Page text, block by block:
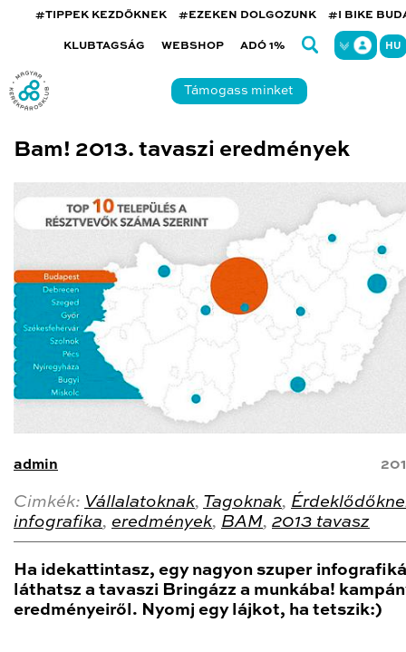
#TIPPEK KEZDŐKNEK #EZEKEN DOLGOZUNK #I BIKE
KLUBTAGSÁG WEBSHOP ADÓ 1% HU
Támogass minket
Bam! 2013. tavaszi eredmények
admin
Cimkék: Vállalatoknak, Tagoknak,
infografika, eredmények, BAM, 2013 tavasz
Ha idekattintasz, egy nagyon szuper
láthatsz a tavaszi Bringázz a munkába!
eredményeiről. Nyomj egy lájkot, ha tetszik:)